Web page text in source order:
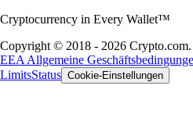
Cryptocurrency in Every Wallet™
Copyright © 2018 - 2026
EEA Allgemeine
LimitsStatus Cookie-Einstellungen